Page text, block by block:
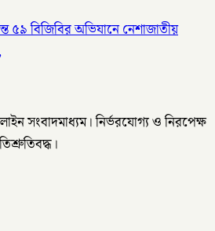
৫৯ বিজিবির অভিযানে নেশাজাতীয়
সংবাদমাধ্যম। নির্ভরযোগ্য ও নিরপেক্ষ